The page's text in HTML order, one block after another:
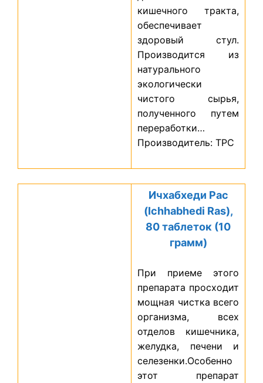
кишечного тракта,
обеспечивает
здоровый стул.
Производится из
натурального
экологически
чистого сырья,
полученного путем
переработки…
Производитель: ТРС
Ичхабхеди Рас
(Ichhabhedi Ras),
80 таблеток (10
грамм)
При приеме этого
препарата просходит
мощная чистка всего
организма, всех
отделов кишечника,
желудка, печени и
селезенки.Особенно
этот препарат